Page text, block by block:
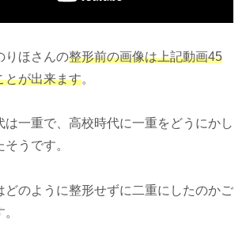
りほさんの整形前の画像は上記動画45
とが出来ます。
は一重で、高校時代に一重をどうにかし
うです。
どのように整形せずに二重にしたのかご